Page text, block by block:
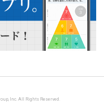
Inc. All Rights Reserved.